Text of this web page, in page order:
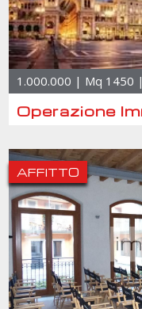
1.000.000 | Mq
Operazione
AFFITTO